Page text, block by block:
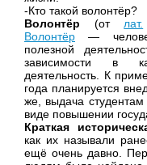
-Кто такой волонтёр?
Волонтёр (от лат.
Волонтёр —
полезной
зависимости в
деятельность. К
года планируется
же, выдача
виде повышении
Краткая
как их называли
ещё очень давно.